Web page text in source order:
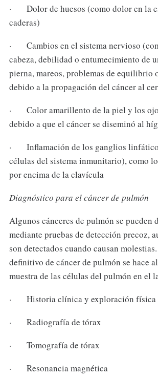
· Dolor de huesos (como dolor en la
caderas)
· Cambios en el sistema nervioso
cabeza, debilidad o entumecimiento de
pierna, mareos, problemas de equilibrio
debido a la propagación del cáncer al
· Color amarillento de la piel y los
debido a que el cáncer se diseminó al
· Inflamación de los ganglios
células del sistema inmunitario), como
por encima de la clavícula
Diagnóstico para el cáncer de pulmón
Algunos cánceres de pulmón se pueden
mediante pruebas de detección precoz,
son detectados cuando causan
definitivo de cáncer de pulmón se hace
muestra de las células del pulmón en el
· Historia clínica y exploración física
· Radiografía de tórax
· Tomografía de tórax
· Resonancia magnética